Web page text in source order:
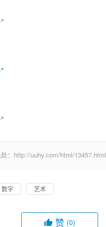
：http://uuhy.com/html/13457.html
数字 艺术
赞 (0)